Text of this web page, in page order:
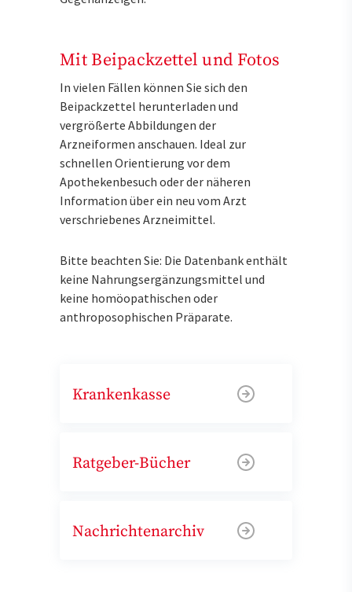
Mit Beipackzettel und Fotos
In vielen Fällen können Sie sich den
Beipackzettel herunterladen und
vergrößerte Abbildungen der
Arzneiformen anschauen. Ideal zur
schnellen Orientierung vor dem
Apothekenbesuch oder der näheren
Information über ein neu vom Arzt
verschriebenes Arzneimittel.
Bitte beachten Sie: Die Datenbank enthält
keine Nahrungsergänzungsmittel und
keine homöopathischen oder
anthroposophischen Präparate.
Krankenkasse
Ratgeber-Bücher
Nachrichtenarchiv